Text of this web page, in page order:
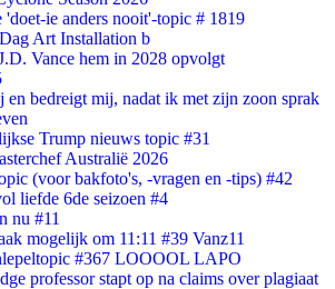
'doet-ie anders nooit'-topic # 1819
Art Installation b
Vance hem in 2028 opvolgt
en bedreigt mij, nadat ik met zijn zoon sprak
Trump nieuws topic #31
Australië 2026
(voor bakfoto's, -vragen en -tips) #42
liefde 6de seizoen #4
nu #11
mogelijk om 11:11 #39 Vanz11
#367 LOOOOL LAPO
professor stapt op na claims over plagiaat